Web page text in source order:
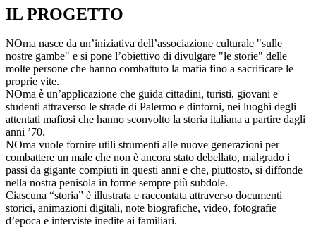
IL PROGETTO
NOma nasce da un’iniziativa dell’associazione culturale "sulle
nostre gambe" e si pone l’obiettivo di divulgare "le storie" delle
molte persone che hanno combattuto la mafia fino a sacrificare le
proprie vite.
NOma è un’applicazione che guida cittadini, turisti, giovani e
studenti attraverso le strade di Palermo e dintorni, nei luoghi degli
attentati mafiosi che hanno sconvolto la storia italiana a partire dagli
anni ’70.
NOma vuole fornire utili strumenti alle nuove generazioni per
combattere un male che non è ancora stato debellato, malgrado i
passi da gigante compiuti in questi anni e che, piuttosto, si diffonde
nella nostra penisola in forme sempre più subdole.
Ciascuna “storia” è illustrata e raccontata attraverso documenti
storici, animazioni digitali, note biografiche, video, fotografie
d’epoca e interviste inedite ai familiari.